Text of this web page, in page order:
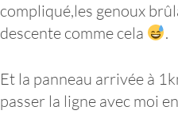
compliqué,les genoux
descente comme cela
.
Et la panneau arrivée à
passer la ligne avec moi